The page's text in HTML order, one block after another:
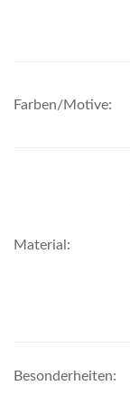
Farben/Motive:
Material:
Besonderheiten: